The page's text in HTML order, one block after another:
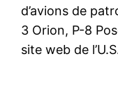
fuite massive de
hautement confidentiels
Pentagone. Lesquels
documents ont
In "USA"
L’US Air Force interrompt
d’avions de
3 Orion, P-8
site web de